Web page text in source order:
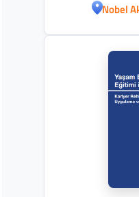
Nobel